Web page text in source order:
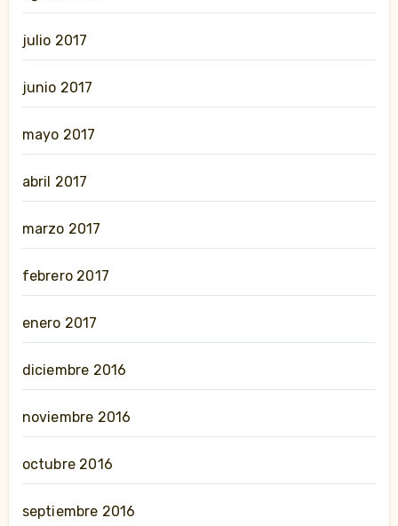
julio 2017
junio 2017
mayo 2017
abril 2017
marzo 2017
febrero 2017
enero 2017
diciembre 2016
noviembre 2016
octubre 2016
septiembre 2016